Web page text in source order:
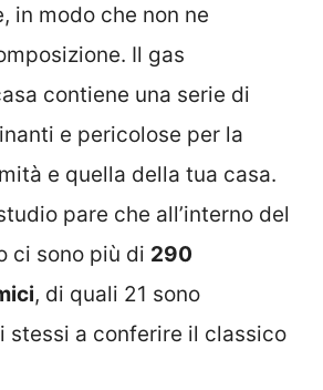
in modo che non ne
Il gas
contiene una serie di
e pericolose per la
e quella della tua casa.
pare che all’interno del
ci sono più di 290
, di quali 21 sono
stessi a conferire il classico